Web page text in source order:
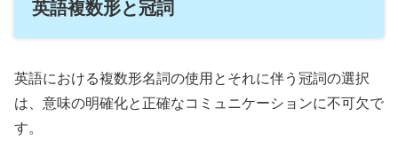
英語複数形と冠詞
英語における複数形名詞の使用とそれに伴う冠詞の選択
は、意味の明確化と正確なコミュニケーションに不可欠で
す。